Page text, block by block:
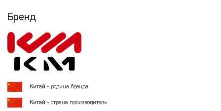
Бренд
Китай - родина бренда
Китай - страна производитель